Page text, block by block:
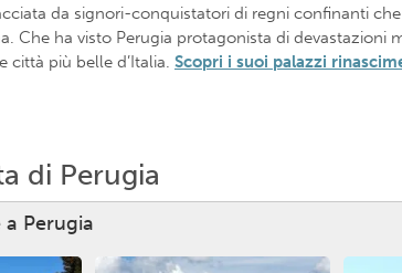
da signori-conquistatori di regni confinanti
Che ha visto Perugia protagonista di devastazioni
più belle d’Italia. Scopri i suoi palazzi
di Perugia
a Perugia